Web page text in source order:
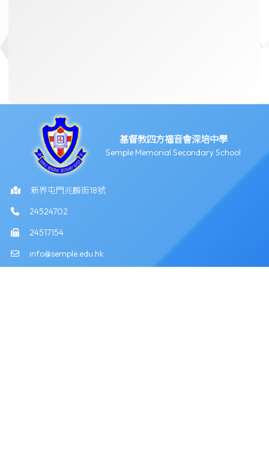
基督教四方福音會深培中學
Semple Memorial Secondary School
新界屯門兆麟街18號
24524702
24517154
info@semple.edu.hk